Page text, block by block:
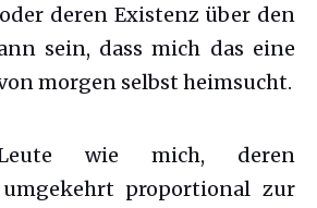
deren Existenz über den
sein, dass mich das eine
morgen selbst heimsucht.
wie mich, deren
proportional zur